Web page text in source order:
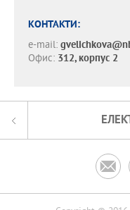
КОНТАКТИ:
e-mail:
Офис: 312, корпус 2
